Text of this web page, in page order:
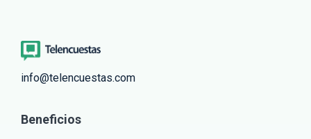
info@telencuestas.com
Beneficios